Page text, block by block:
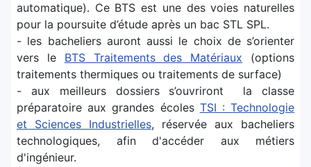
automatique). Ce BTS est une des voies naturelles
pour la poursuite d’étude après un bac STL SPL.
- les bacheliers auront aussi le choix de s’orienter
vers le BTS Traitements des Matériaux (options
traitements thermiques ou traitements de surface)
- aux meilleurs dossiers s’ouvriront la classe
préparatoire aux grandes écoles TSI : Technologie
et Sciences Industrielles, réservée aux bacheliers
technologiques, afin d'accéder aux métiers
d'ingénieur.